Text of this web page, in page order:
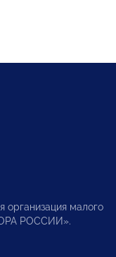
малого
РОССИИ».